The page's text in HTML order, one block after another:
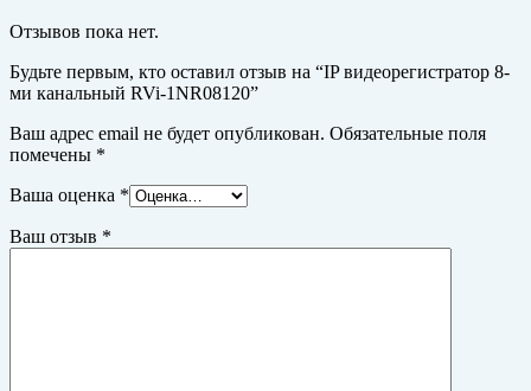
Отзывов пока нет.
Будьте первым, кто оставил отзыв на “IP видеорегистратор 8-
ми канальный RVi-1NR08120”
Ваш адрес email не будет опубликован. Обязательные поля
помечены *
Ваша оценка *
Ваш отзыв *